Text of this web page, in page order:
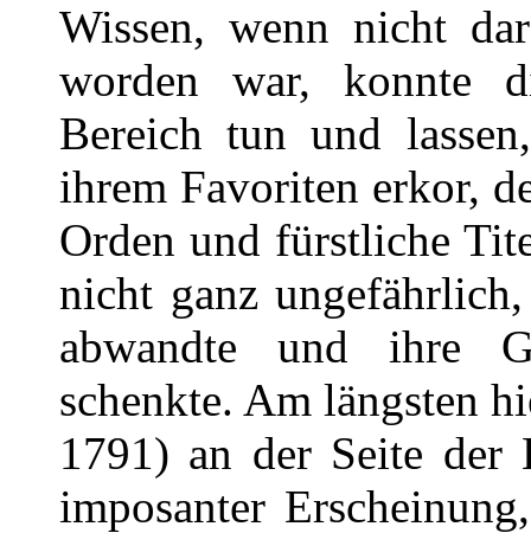
Wissen, wenn nicht
worden war, konnte
Bereich tun und
ihrem Favoriten erkor,
Orden und fürstliche
nicht ganz
abwandte und ihre
schenkte. Am längsten
1791) an der Seite
imposanter